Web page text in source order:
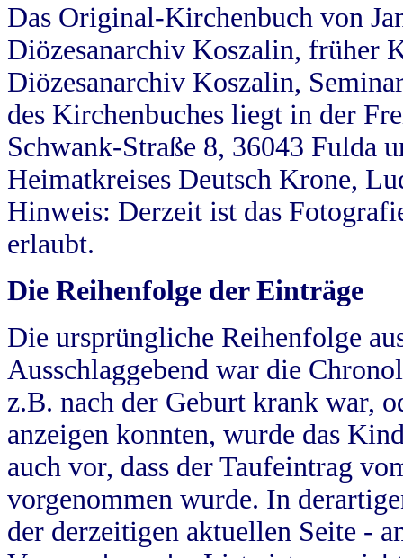
Das Original-Kirchenbuch von
Diözesanarchiv Koszalin, früher
Diözesanarchiv Koszalin,
des Kirchenbuches liegt in der
Schwank-Straße 8, 36043 Fulda
Heimatkreises Deutsch Krone,
Hinweis: Derzeit ist das
erlaubt.
Die Reihenfolge der Einträge
Die ursprüngliche Reihenfolge
Ausschlaggebend war die
z.B. nach der Geburt krank war,
anzeigen konnten, wurde das
auch vor, dass der Taufeintrag
vorgenommen wurde. In
der derzeitigen aktuellen Seite -